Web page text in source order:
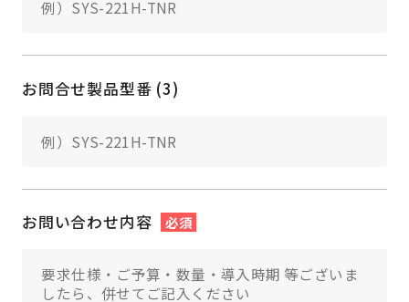
お問合せ製品型番 (3)
お問い合わせ内容 必須